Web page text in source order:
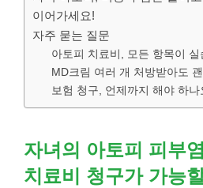
이어가세요!
자주 묻는 질문
아토피 치료비, 모든 항목이
MD크림 여러 개 처방받아도
보험 청구, 언제까지 해야 하나
자녀의 아토피 피부
치료비 청구가 가능